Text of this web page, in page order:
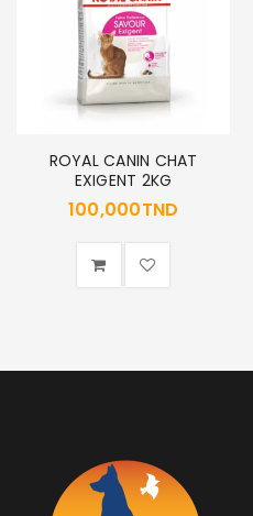
DE PASSE PERDU ?
ROYAL CANIN CHAT
EXIGENT 2KG
100,000TND